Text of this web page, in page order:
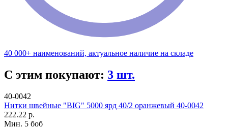
40 000+ наименований, актуальное наличие на складе
С этим покупают: 3 шт.
40-0042
Нитки швейные "BIG" 5000 ярд 40/2 оранжевый 40-0042
222.22 р.
Мин. 5 боб